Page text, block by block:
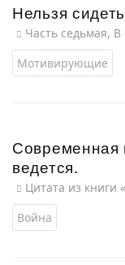
Нельзя
Часть седьмая,
Мотивирующие
Современная
ведется.
Цитата из
Война